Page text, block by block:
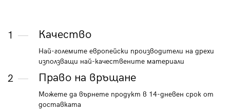
1 Качество
Най-големите европейски производители на дрехи
използващи най-качествените материали
2 Право на връщане
Можете да върнете продукт в 14-дневен срок от
доставката